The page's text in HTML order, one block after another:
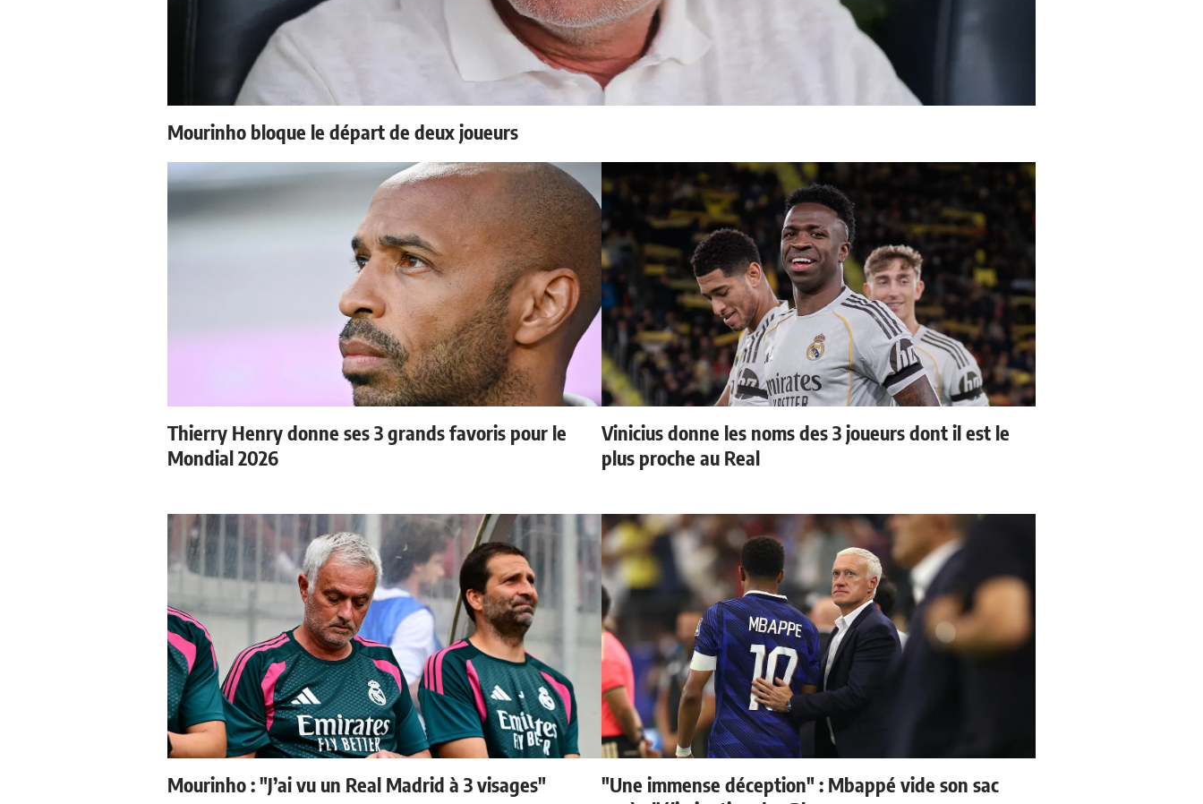
Mourinho bloque le départ de deux joueurs
Thierry Henry donne ses 3 grands favoris pour le
Mondial 2026
Vinicius donne les noms des 3 joueurs dont il est le
plus proche au Real
Mourinho : "J’ai vu un Real Madrid à 3 visages"
"Une immense déception" : Mbappé vide son sac